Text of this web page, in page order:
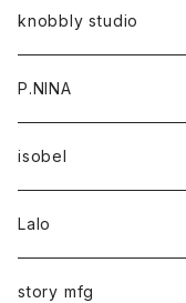
knobbly studio
P.NINA
isobel
Lalo
story mfg